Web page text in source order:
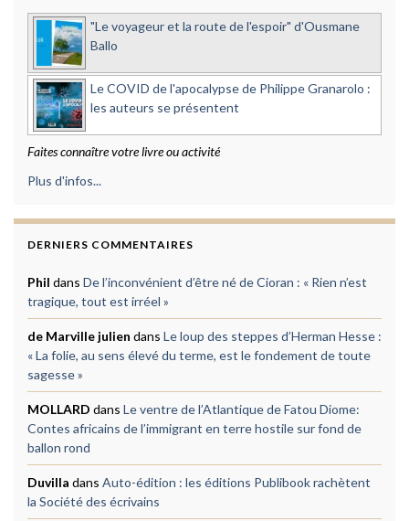
"Le voyageur et la route de l'espoir" d'Ousmane
Ballo
Le COVID de l'apocalypse de Philippe Granarolo :
les auteurs se présentent
Faites connaître votre livre ou activité
Plus d'infos...
DERNIERS COMMENTAIRES
Phil dans De l’inconvénient d’être né de Cioran : « Rien n’est
tragique, tout est irréel »
de Marville julien dans Le loup des steppes d’Herman Hesse :
« La folie, au sens élevé du terme, est le fondement de toute
sagesse »
MOLLARD dans Le ventre de l’Atlantique de Fatou Diome:
Contes africains de l’immigrant en terre hostile sur fond de
ballon rond
Duvilla dans Auto-édition : les éditions Publibook rachètent
la Société des écrivains